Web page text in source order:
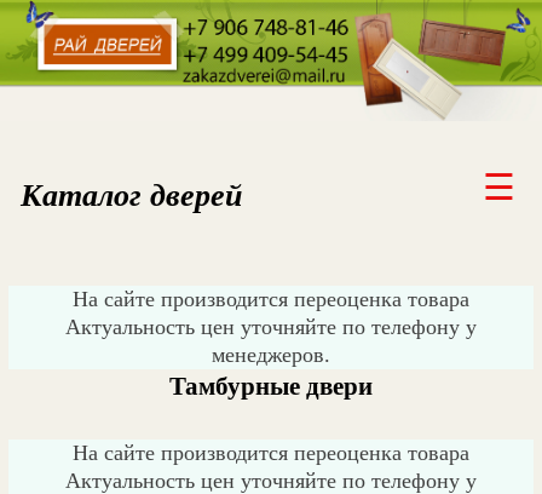
КОНТАКТЫ
АКЦИЯ, СКИДКИ
☰
Каталог дверей
На сайте производится переоценка товара
Актуальность цен уточняйте по телефону у
менеджеров.
Тамбурные двери
На сайте производится переоценка товара
Актуальность цен уточняйте по телефону у